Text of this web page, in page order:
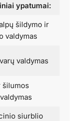
ypatumai:
šildymo ir
valdymas
valdymas
šilumos
siurblio